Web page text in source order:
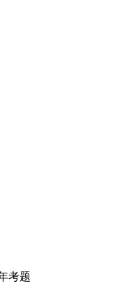
考题